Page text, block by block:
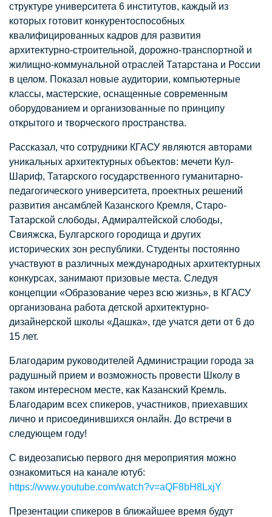
структуре университета 6 институтов, каждый из
которых готовит конкурентоспособных
квалифицированных кадров для развития
архитектурно-строительной, дорожно-транспортной и
жилищно-коммунальной отраслей Татарстана и России
в целом. Показал новые аудитории, компьютерные
классы, мастерские, оснащенные современным
оборудованием и организованные по принципу
открытого и творческого пространства.
Рассказал, что сотрудники КГАСУ являются авторами
уникальных архитектурных объектов: мечети Кул-
Шариф, Татарского государственного гуманитарно-
педагогического университета, проектных решений
развития ансамблей Казанского Кремля, Старо-
Татарской слободы, Адмиралтейской слободы,
Свияжска, Булгарского городища и других
исторических зон республики. Студенты постоянно
участвуют в различных международных архитектурных
конкурсах, занимают призовые места. Следуя
концепции «Образование через всю жизнь», в КГАСУ
организована работа детской архитектурно-
дизайнерской школы «Дашка», где учатся дети от 6 до
15 лет.
Благодарим руководителей Администрации города за
радушный прием и возможность провести Школу в
таком интересном месте, как Казанский Кремль.
Благодарим всех спикеров, участников, приехавших
лично и присоединившихся онлайн. До встречи в
следующем году!
С видеозаписью первого дня мероприятия можно
ознакомиться на канале ютуб:
https://www.youtube.com/watch?v=aQF8bH8LxjY
Презентации спикеров в ближайшее время будут